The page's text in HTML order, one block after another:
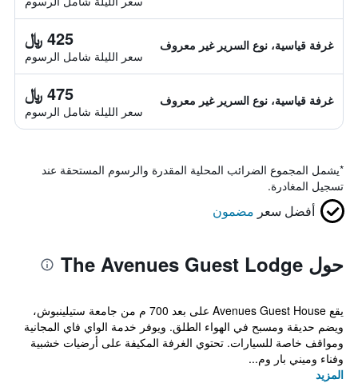
غرفة قياسية، نوع السرير غير معروف 425 ﷼
سعر الليلة شامل الرسوم
غرفة قياسية، نوع السرير غير معروف 475 ﷼
سعر الليلة شامل الرسوم
*يشمل المجموع الضرائب المحلية المقدرة والرسوم المستحقة عند
تسجيل المغادرة.
أفضل سعر مضمون
حول The Avenues Guest Lodge
يقع Avenues Guest House على بعد 700 م من جامعة ستيلينبوش،
ويضم حديقة ومسبح في الهواء الطلق. ويوفر خدمة الواي فاي المجانية
ومواقف خاصة للسيارات. تحتوي الغرفة المكيفة على أرضيات خشبية
وفناء وميني بار وم...
المزيد